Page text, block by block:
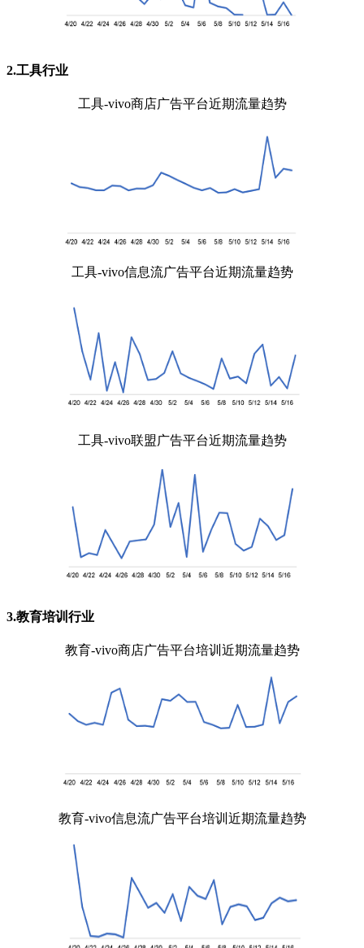
2.工具行业
工具-vivo商店广告平台近期流量趋势
工具-vivo信息流广告平台近期流量趋势
工具-vivo联盟广告平台近期流量趋势
3.教育培训行业
教育-vivo商店广告平台培训近期流量趋势
教育-vivo信息流广告平台培训近期流量趋势